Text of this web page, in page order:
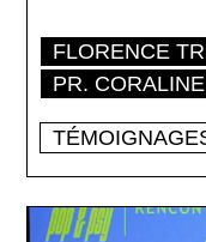
FLORENCE
PR.